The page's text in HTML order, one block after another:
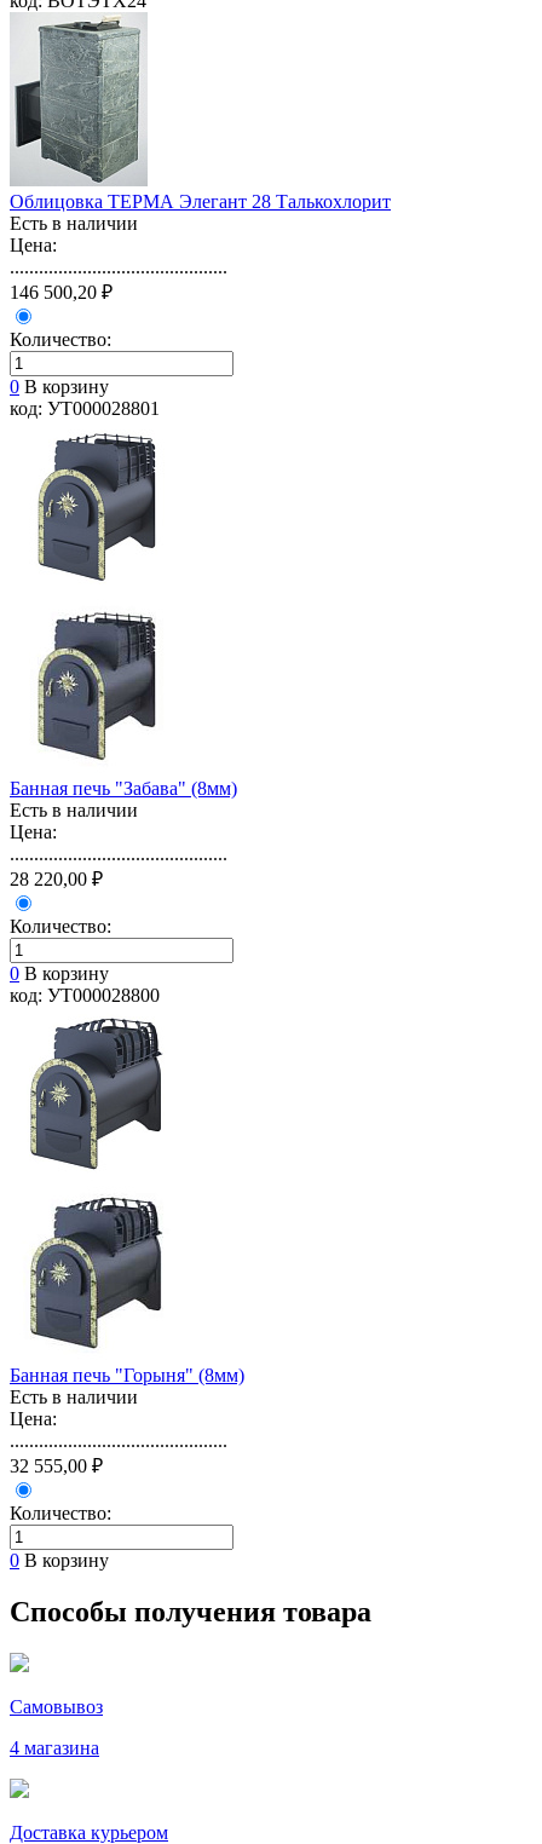
Облицовка ТЕРМА Элегант 28 Талькохлорит
Есть в наличии
Цена:
.............................................
146 500,20 ₽
Количество:
0 В корзину
код: УТ000028801
Банная печь "Забава" (8мм)
Есть в наличии
Цена:
.............................................
28 220,00 ₽
Количество:
0 В корзину
код: УТ000028800
Банная печь "Горыня" (8мм)
Есть в наличии
Цена:
.............................................
32 555,00 ₽
Количество:
0 В корзину
Способы получения товара
Самовывоз
4 магазина
Доставка курьером